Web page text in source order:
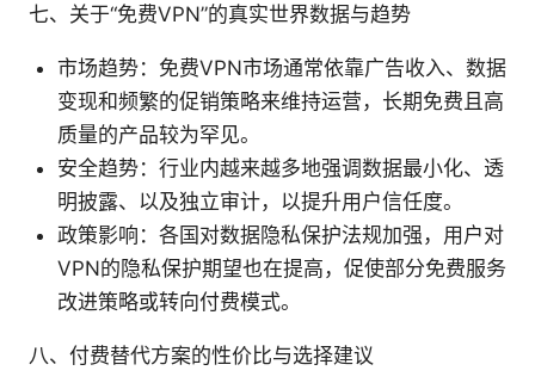
七、关于“免费VPN”的真实世界数据与趋势
市场趋势：免费VPN市场通常依靠广告收入、数据
变现和频繁的促销策略来维持运营，长期免费且高
质量的产品较为罕见。
安全趋势：行业内越来越多地强调数据最小化、透
明披露、以及独立审计，以提升用户信任度。
政策影响：各国对数据隐私保护法规加强，用户对
VPN的隐私保护期望也在提高，促使部分免费服务
改进策略或转向付费模式。
八、付费替代方案的性价比与选择建议